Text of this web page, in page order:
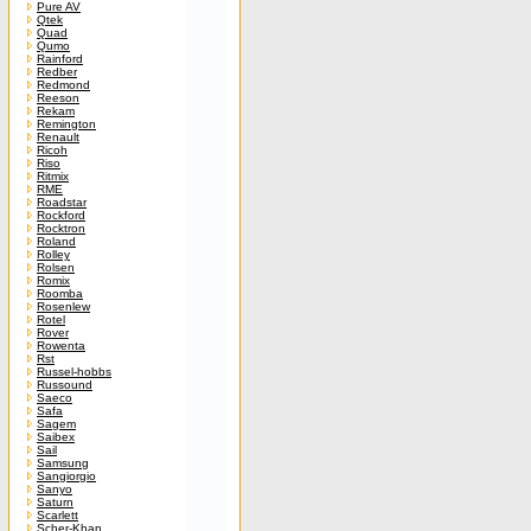
Pure AV
Qtek
Quad
Qumo
Rainford
Redber
Redmond
Reeson
Rekam
Remington
Renault
Ricoh
Riso
Ritmix
RME
Roadstar
Rockford
Rocktron
Roland
Rolley
Rolsen
Romix
Roomba
Rosenlew
Rotel
Rover
Rowenta
Rst
Russel-hobbs
Russound
Saeco
Safa
Sagem
Saibex
Sail
Samsung
Sangiorgio
Sanyo
Saturn
Scarlett
Scher-Khan